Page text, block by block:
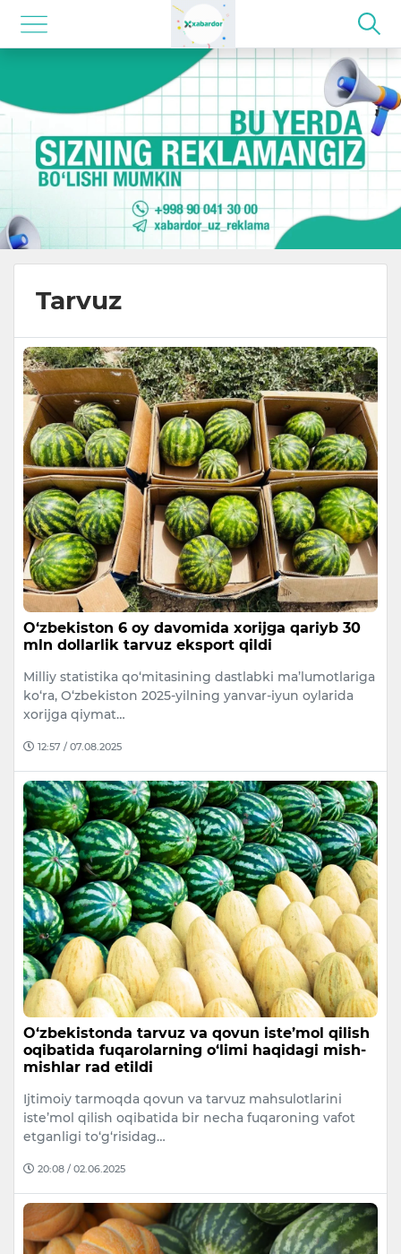
Tarvuz
O‘zbekiston 6 oy davomida xorijga qariyb 30
mln dollarlik tarvuz eksport qildi
Milliy statistika qo‘mitasining dastlabki ma’lumotlariga
ko‘ra, O‘zbekiston 2025-yilning yanvar-iyun oylarida
xorijga qiymat…
12:57 / 07.08.2025
O‘zbekistonda tarvuz va qovun iste’mol qilish
oqibatida fuqarolarning o‘limi haqidagi mish-
mishlar rad etildi
Ijtimoiy tarmoqda qovun va tarvuz mahsulotlarini
iste’mol qilish oqibatida bir necha fuqaroning vafot
etganligi to‘g‘risidag…
20:08 / 02.06.2025